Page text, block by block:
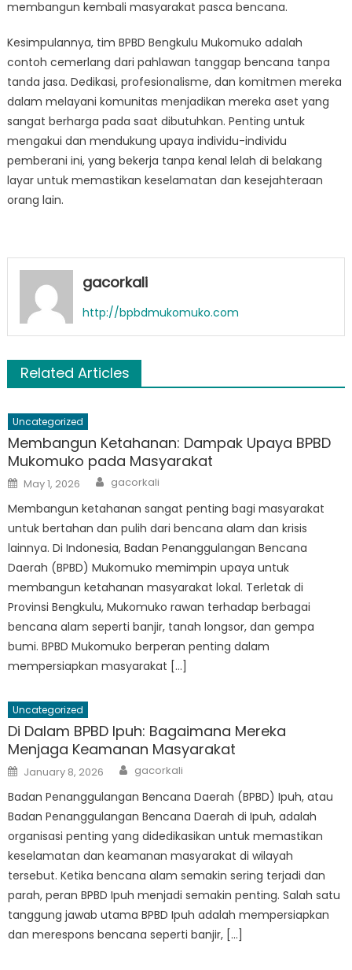
membangun kembali masyarakat pasca bencana.
Kesimpulannya, tim BPBD Bengkulu Mukomuko adalah
contoh cemerlang dari pahlawan tanggap bencana tanpa
tanda jasa. Dedikasi, profesionalisme, dan komitmen mereka
dalam melayani komunitas menjadikan mereka aset yang
sangat berharga pada saat dibutuhkan. Penting untuk
mengakui dan mendukung upaya individu-individu
pemberani ini, yang bekerja tanpa kenal lelah di belakang
layar untuk memastikan keselamatan dan kesejahteraan
orang lain.
gacorkali
http://bpbdmukomuko.com
Related Articles
Uncategorized
Membangun Ketahanan: Dampak Upaya BPBD
Mukomuko pada Masyarakat
Posted
on
May 1, 2026 Author
gacorkali
Membangun ketahanan sangat penting bagi masyarakat
untuk bertahan dan pulih dari bencana alam dan krisis
lainnya. Di Indonesia, Badan Penanggulangan Bencana
Daerah (BPBD) Mukomuko memimpin upaya untuk
membangun ketahanan masyarakat lokal. Terletak di
Provinsi Bengkulu, Mukomuko rawan terhadap berbagai
bencana alam seperti banjir, tanah longsor, dan gempa
bumi. BPBD Mukomuko berperan penting dalam
mempersiapkan masyarakat […]
Uncategorized
Di Dalam BPBD Ipuh: Bagaimana Mereka
Menjaga Keamanan Masyarakat
Posted
on
January 8, 2026 Author
gacorkali
Badan Penanggulangan Bencana Daerah (BPBD) Ipuh, atau
Badan Penanggulangan Bencana Daerah di Ipuh, adalah
organisasi penting yang didedikasikan untuk memastikan
keselamatan dan keamanan masyarakat di wilayah
tersebut. Ketika bencana alam semakin sering terjadi dan
parah, peran BPBD Ipuh menjadi semakin penting. Salah satu
tanggung jawab utama BPBD Ipuh adalah mempersiapkan
dan merespons bencana seperti banjir, […]